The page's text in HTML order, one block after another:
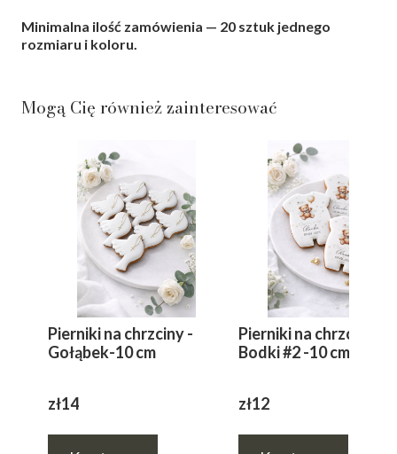
Minimalna ilość zamówienia — 20 sztuk jednego
rozmiaru i koloru.
Mogą Cię również zainteresować
Pierniki na chrzciny -
Gołąbek-10 cm
zł14
Pierniki na chrzciny -
Bodki #2 -10 cm
zł12